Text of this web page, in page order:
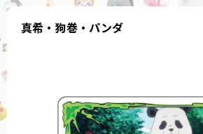
真希・狗巻・パンダ